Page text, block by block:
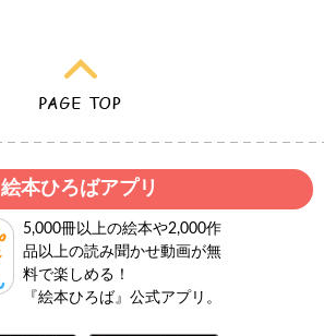
絵本ひろばアプリ
5,000冊以上の絵本や2,000作
品以上の読み聞かせ動画が無
料で楽しめる！
『絵本ひろば』公式アプリ。